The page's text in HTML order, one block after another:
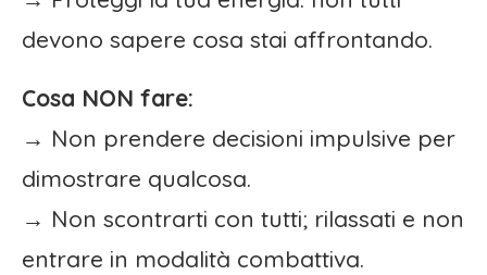
devono sapere cosa stai affrontando.
Cosa NON fare:
→ Non prendere decisioni impulsive per
dimostrare qualcosa.
→ Non scontrarti con tutti; rilassati e non
entrare in modalità combattiva.